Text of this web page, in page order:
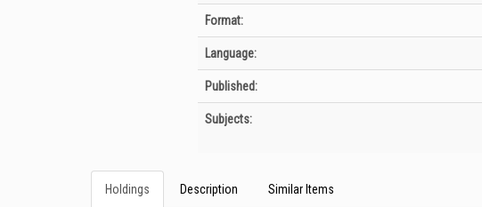
Format:
Language:
Published:
Subjects:
Holdings Description Similar Items